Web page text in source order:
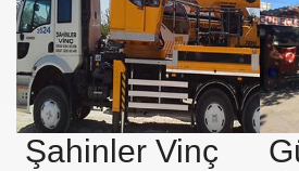
Şahinler Vinç